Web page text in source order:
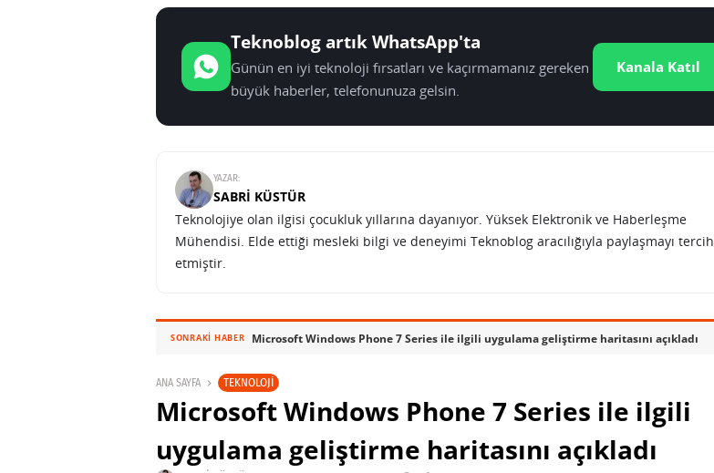
Teknoblog artık WhatsApp'ta
Günün en iyi teknoloji fırsatları ve kaçırmamanız gereken
büyük haberler, telefonunuza gelsin.
Kanala Katıl
YAZAR:
SABRI KÜSTÜR
Teknolojiye olan ilgisi çocukluk yıllarına dayanıyor. Yüksek Elektronik ve Haberleşme
Mühendisi. Elde ettiği mesleki bilgi ve deneyimi Teknoblog aracılığıyla paylaşmayı tercih
etmiştir.
SONRAKI HABER Microsoft Windows Phone 7 Series ile ilgili uygulama geliştirme haritasını açıkladı
ANA SAYFA TEKNOLOJI
Microsoft Windows Phone 7 Series ile ilgili
uygulama geliştirme haritasını açıkladı